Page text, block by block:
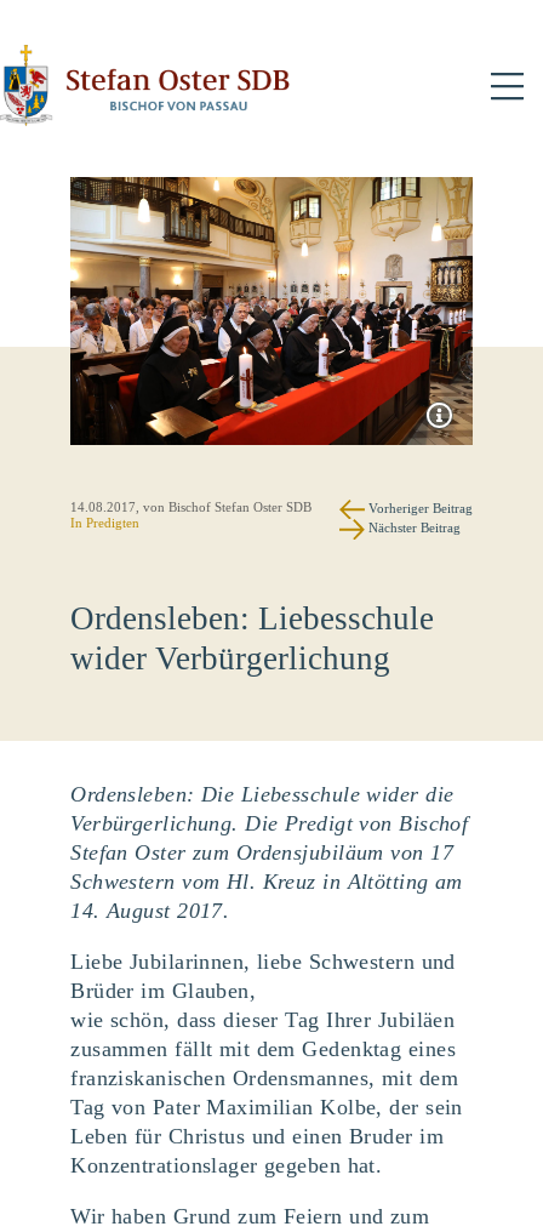
14.08.2017 , von Bischof Stefan Oster SDB
InPredigten
Vorheriger Beitrag
Nächster Beitrag
Ordensleben: Liebesschule
wider Verbürgerlichung
Ordensleben: Die Liebesschule wider die
Verbürgerlichung. Die Predigt von Bischof
Stefan Oster zum Ordensjubiläum von 17
Schwestern vom Hl. Kreuz in Altötting am
14. August 2017.
Liebe Jubilarinnen, liebe Schwestern und
Brüder im Glauben,
wie schön, dass dieser Tag Ihrer Jubiläen
zusammen fällt mit dem Gedenktag eines
franziskanischen Ordensmannes, mit dem
Tag von Pater Maximilian Kolbe, der sein
Leben für Christus und einen Bruder im
Konzentrationslager gegeben hat.
Wir haben Grund zum Feiern und zum